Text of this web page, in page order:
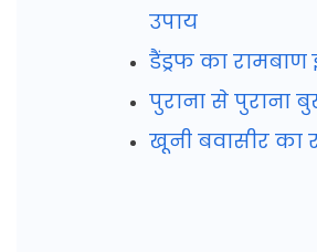
उपाय
डैंड्रफ का
पुराना से पुराना
खूनी बवासीर का